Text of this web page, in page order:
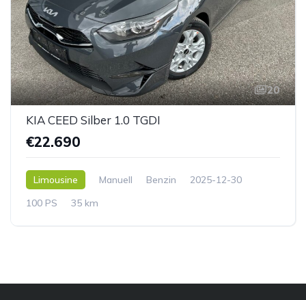
20
KIA CEED Silber 1.0 TGDI
€22.690
Limousine Manuell Benzin
2025-12-30
100 PS
35 km